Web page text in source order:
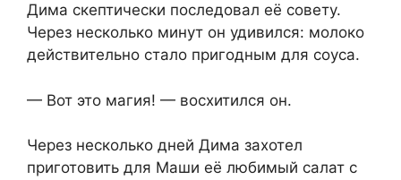
Дима скептически последовал её совету.
Через несколько минут он удивился: молоко
действительно стало пригодным для соуса.
— Вот это магия! — восхитился он.
Через несколько дней Дима захотел
приготовить для Маши её любимый салат с